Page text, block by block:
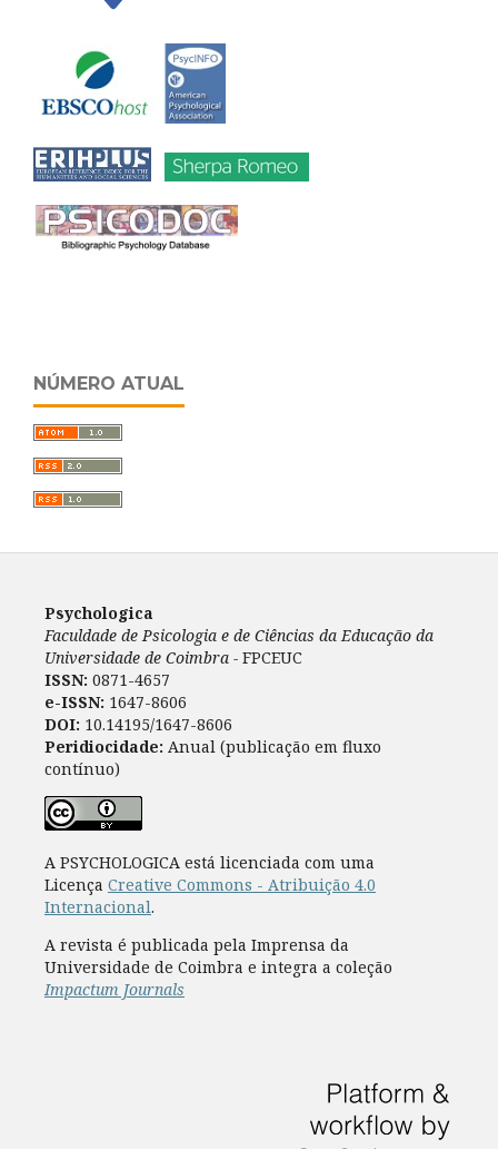
NÚMERO ATUAL
Psychologica
Faculdade de Psicologia e de Ciências da Educação da
Universidade de Coimbra - FPCEUC
ISSN: 0871-4657
e-ISSN: 1647-8606
DOI: 10.14195/1647-8606
Peridiocidade: Anual (publicação em fluxo
contínuo)
A PSYCHOLOGICA está licenciada com uma
Licença Creative Commons - Atribuição 4.0
Internacional.
A revista é publicada pela Imprensa da
Universidade de Coimbra e integra a coleção
Impactum Journals